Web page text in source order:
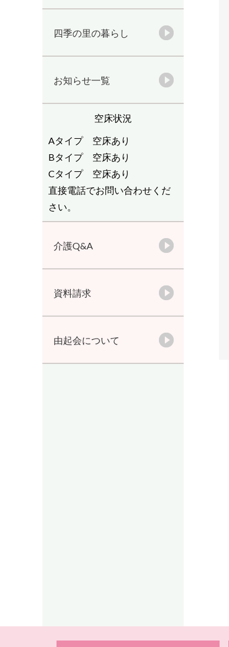
四季の里の暮らし
お知らせ一覧
空床状況
Aタイプ 空床あり
Bタイプ 空床あり
Cタイプ 空床あり
直接電話でお問い合わせくだ
さい。
介護Q&A
資料請求
由起会について